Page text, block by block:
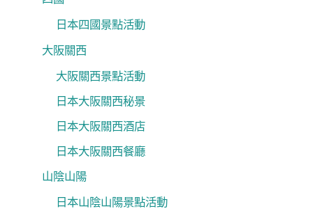
日本四國景點活動
大阪關西
大阪關西景點活動
日本大阪關西秘景
日本大阪關西酒店
日本大阪關西餐廳
山陰山陽
日本山陰山陽景點活動